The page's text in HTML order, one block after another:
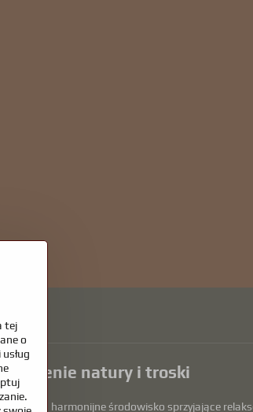
natury i troski
i tworzą harmonijne środowisko sprzyjające
tej
o